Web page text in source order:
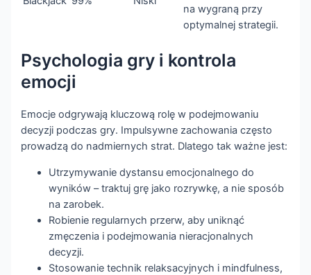
na wygraną przy
optymalnej strategii.
Psychologia gry i kontrola
emocji
Emocje odgrywają kluczową rolę w podejmowaniu
decyzji podczas gry. Impulsywne zachowania często
prowadzą do nadmiernych strat. Dlatego tak ważne jest:
Utrzymywanie dystansu emocjonalnego do
wyników – traktuj grę jako rozrywkę, a nie sposób
na zarobek.
Robienie regularnych przerw, aby uniknąć
zmęczenia i podejmowania nieracjonalnych
decyzji.
Stosowanie technik relaksacyjnych i mindfulness,